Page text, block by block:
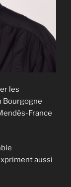
les
Bourgogne
France
aussi